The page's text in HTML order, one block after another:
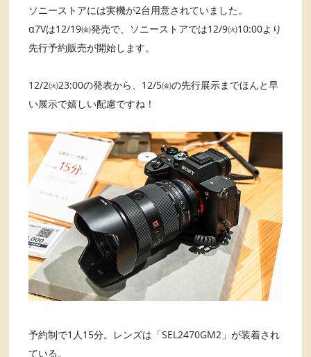
ソニーストアには実機が2台用意されていました。
α7Vは12/19㈮発売で、ソニーストアでは12/9㈫10:00より
先行予約販売が開始します。
12/2㈫23:00の発表から、12/5㈮の先行展示までほんと早
い展示で嬉しい配慮ですね！
予約制で1人15分。レンズは「SEL2470GM2」が装着され
ている。